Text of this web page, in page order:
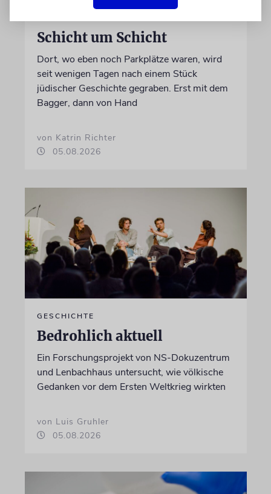
Schicht um Schicht
Dort, wo eben noch Parkplätze waren, wird
seit wenigen Tagen nach einem Stück
jüdischer Geschichte gegraben. Erst mit dem
Bagger, dann von Hand
von Katrin Richter
05.08.2026
GESCHICHTE
Bedrohlich aktuell
Ein Forschungsprojekt von NS-Dokuzentrum
und Lenbachhaus untersucht, wie völkische
Gedanken vor dem Ersten Weltkrieg wirkten
von Luis Gruhler
05.08.2026